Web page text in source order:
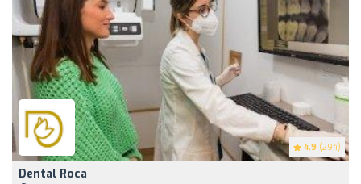
4.9 (294)
Dental Roca